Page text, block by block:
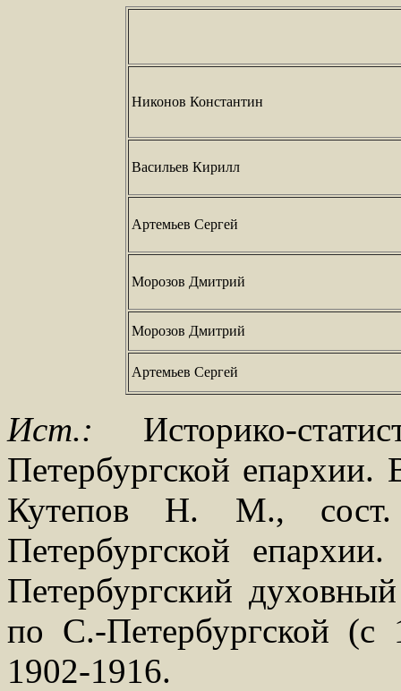
Никонов Константин
Васильев Кирилл
Артемьев Сергей
Морозов Дмитрий
Морозов Дмитрий
Артемьев Сергей
Ист.: Историко-
Петербургской
Кутепов Н. М.,
Петербургской
Петербургский
по С.-Петербургской (с
1902-1916.